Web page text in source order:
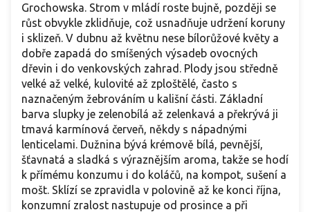
Grochowska. Strom v mládí roste bujně, později se
růst obvykle zklidňuje, což usnadňuje udržení koruny
i sklizeň. V dubnu až květnu nese bílorůžové květy a
dobře zapadá do smíšených výsadeb ovocných
dřevin i do venkovských zahrad. Plody jsou středně
velké až velké, kulovité až zploštělé, často s
naznačeným žebrováním u kališní části. Základní
barva slupky je zelenobílá až zelenkavá a překrývá ji
tmavá karmínová červeň, někdy s nápadnými
lenticelami. Dužnina bývá krémově bílá, pevnější,
šťavnatá a sladká s výraznějším aroma, takže se hodí
k přímému konzumu i do koláčů, na kompot, sušení a
mošt. Sklízí se zpravidla v polovině až ke konci října,
konzumní zralost nastupuje od prosince a při